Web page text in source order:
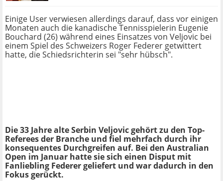
Einige User verwiesen allerdings darauf, dass vor einigen
Monaten auch die kanadische Tennisspielerin Eugenie
Bouchard (26) während eines Einsatzes von Veljovic bei
einem Spiel des Schweizers Roger Federer getwittert
hatte, die Schiedsrichterin sei "sehr hübsch".
Die 33 Jahre alte Serbin Veljovic gehört zu den Top-
Referees der Branche und fiel mehrfach durch ihr
konsequentes Durchgreifen auf. Bei den Australian
Open im Januar hatte sie sich einen Disput mit
Fanliebling Federer geliefert und war dadurch in den
Fokus gerückt.